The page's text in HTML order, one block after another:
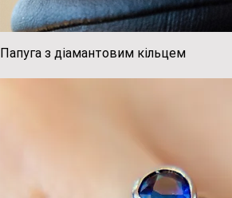
Швидкий перегляд
Папуга з діамантовим кільцем